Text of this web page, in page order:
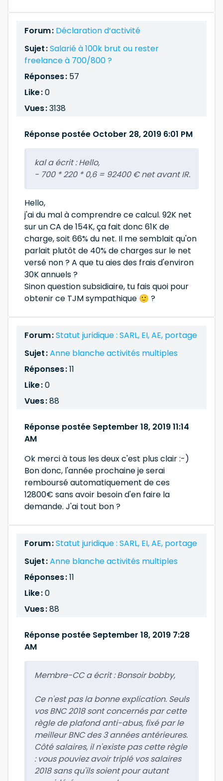
Forum : Déclaration d’activité
Sujet :Salarié à 100k brut ou rester
freelance à 700/800 ?
Réponses : 57
Like :0
Vues :3138
Réponse postée October 28, 2019 6:01 PM
kal a écrit :Hello,
- 700 * 220 * 0,6 = 92400 € net avant IR.
Hello,
j'ai du mal à comprendre ce calcul. 92K net
sur un CA de 154K, ça fait donc 61K de
charge, soit 66% du net. Il me semblait qu'on
parlait plutôt de 40% de charges sur le net
versé non ? A que tu aies des frais d'environ
30K annuels ?
Sinon question subsidiaire, tu fais quoi pour
obtenir ce TJM sympathique 🙂 ?
Forum :Statut juridique : SARL, EI, AE, portage
Sujet :Anne blanche activités multiples
Réponses :11
Like :0
Vues :88
Réponse postée September 18, 2019 11:14
AM
Ok merci à tous les deux c'est plus clair :-)
Bon donc, l'année prochaine je serai
remboursé automatiquement de ces
12800€ sans avoir besoin d'en faire la
demande. J'ai tout bon ?
Forum :Statut juridique : SARL, EI, AE, portage
Sujet :Anne blanche activités multiples
Réponses :11
Like :0
Vues :88
Réponse postée September 18, 2019 7:28
AM
Membre-CC a écrit :Bonsoir bobby,
Ce n'est pas la bonne explication. Seuls
vos BNC 2018 sont concernés par cette
règle de plafond anti-abus, fixé par le
meilleur BNC des 3 années antérieures.
Côté salaires, il n'existe pas cette règle
: vous pouviez avoir triplé vos salaires
2018 sans qu'ils soient pour autant